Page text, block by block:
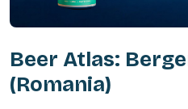
Beer Atlas:
(Romania)